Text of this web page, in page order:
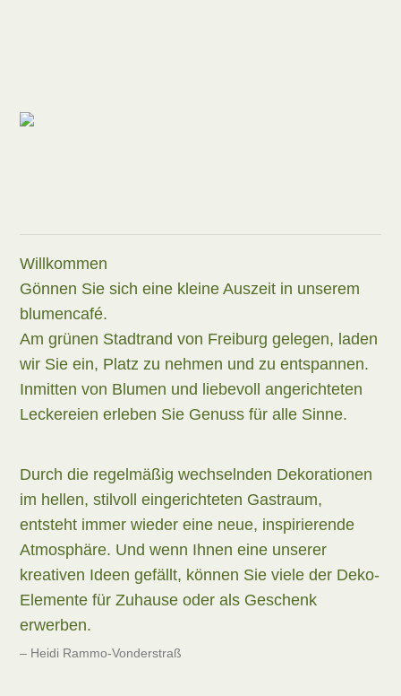
Willkommen
Gönnen Sie sich eine kleine Auszeit in unserem
blumencafé.
Am grünen Stadtrand von Freiburg gelegen, laden
wir Sie ein, Platz zu nehmen und zu entspannen.
Inmitten von Blumen und liebevoll angerichteten
Leckereien erleben Sie Genuss für alle Sinne.
Durch die regelmäßig wechselnden Dekorationen
im hellen, stilvoll eingerichteten Gastraum,
entsteht immer wieder eine neue, inspirierende
Atmosphäre. Und wenn Ihnen eine unserer
kreativen Ideen gefällt, können Sie viele der Deko-
Elemente für Zuhause oder als Geschenk
erwerben.
Heidi Rammo-Vonderstraß